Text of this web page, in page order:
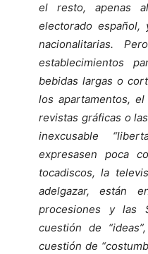
el resto, apenas
electorado español,
nacionalitarias.
establecimientos
bebidas largas o
los apartamentos,
revistas gráficas o
inexcusable
expresasen poca
tocadiscos, la
adelgazar, están
procesiones y las
cuestión de
cuestión de